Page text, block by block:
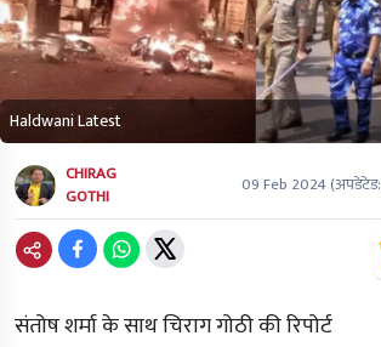
Haldwani Latest
CHIRAG
GOTHI
09 Feb 2024(अपडेटेड:
संतोष शर्मा के साथ चिराग गोठी की रिपोर्ट